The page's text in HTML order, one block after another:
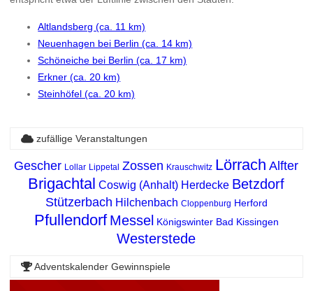
Altlandsberg (ca. 11 km)
Neuenhagen bei Berlin (ca. 14 km)
Schöneiche bei Berlin (ca. 17 km)
Erkner (ca. 20 km)
Steinhöfel (ca. 20 km)
zufällige Veranstaltungen
Gescher Lollar Lippetal Zossen Krauschwitz Lörrach Alfter
Brigachtal Coswig (Anhalt) Herdecke Betzdorf
Stützerbach Hilchenbach Cloppenburg Herford
Pfullendorf Messel Königswinter Bad Kissingen
Westerstede
Adventskalender Gewinnspiele